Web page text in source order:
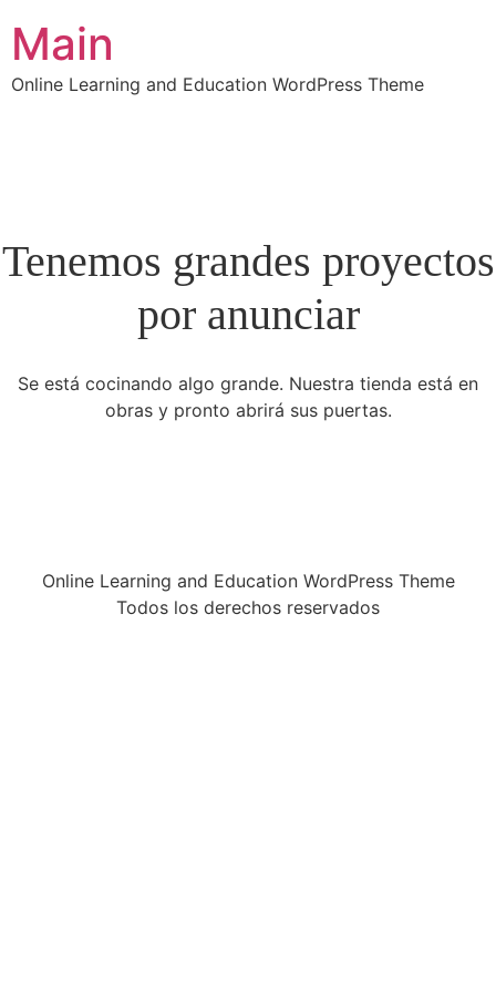
Main
Online Learning and Education WordPress Theme
Tenemos grandes proyectos
por anunciar
Se está cocinando algo grande. Nuestra tienda está en
obras y pronto abrirá sus puertas.
Online Learning and Education WordPress Theme
Todos los derechos reservados